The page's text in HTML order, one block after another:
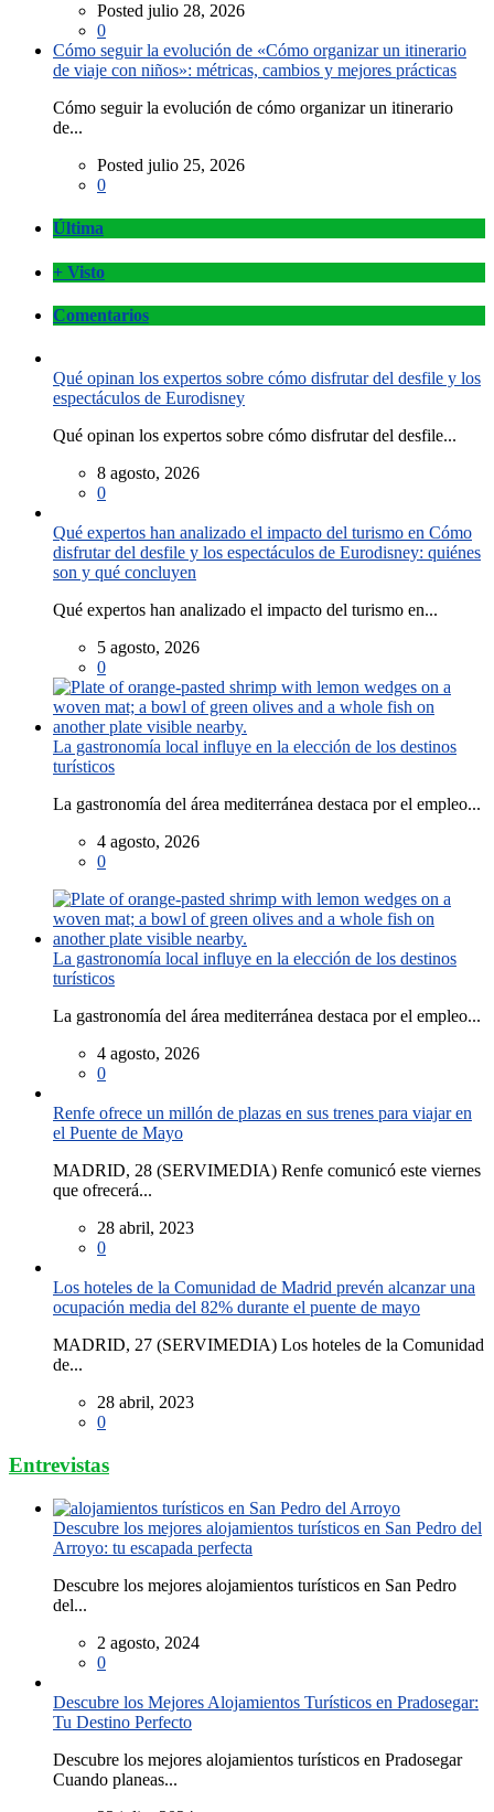
Posted julio 28, 2026
0
Cómo seguir la evolución de «Cómo organizar un itinerario
de viaje con niños»: métricas, cambios y mejores prácticas
Cómo seguir la evolución de cómo organizar un itinerario
de...
Posted julio 25, 2026
0
Última
+ Visto
Comentarios
Qué opinan los expertos sobre cómo disfrutar del desfile y los
espectáculos de Eurodisney
Qué opinan los expertos sobre cómo disfrutar del desfile...
8 agosto, 2026
0
Qué expertos han analizado el impacto del turismo en Cómo
disfrutar del desfile y los espectáculos de Eurodisney: quiénes
son y qué concluyen
Qué expertos han analizado el impacto del turismo en...
5 agosto, 2026
0
La gastronomía local influye en la elección de los destinos
turísticos
La gastronomía del área mediterránea destaca por el empleo...
4 agosto, 2026
0
La gastronomía local influye en la elección de los destinos
turísticos
La gastronomía del área mediterránea destaca por el empleo...
4 agosto, 2026
0
Renfe ofrece un millón de plazas en sus trenes para viajar en
el Puente de Mayo
MADRID, 28 (SERVIMEDIA) Renfe comunicó este viernes
que ofrecerá...
28 abril, 2023
0
Los hoteles de la Comunidad de Madrid prevén alcanzar una
ocupación media del 82% durante el puente de mayo
MADRID, 27 (SERVIMEDIA) Los hoteles de la Comunidad
de...
28 abril, 2023
0
Entrevistas
Descubre los mejores alojamientos turísticos en San Pedro del
Arroyo: tu escapada perfecta
Descubre los mejores alojamientos turísticos en San Pedro
del...
2 agosto, 2024
0
Descubre los Mejores Alojamientos Turísticos en Pradosegar:
Tu Destino Perfecto
Descubre los mejores alojamientos turísticos en Pradosegar
Cuando planeas...